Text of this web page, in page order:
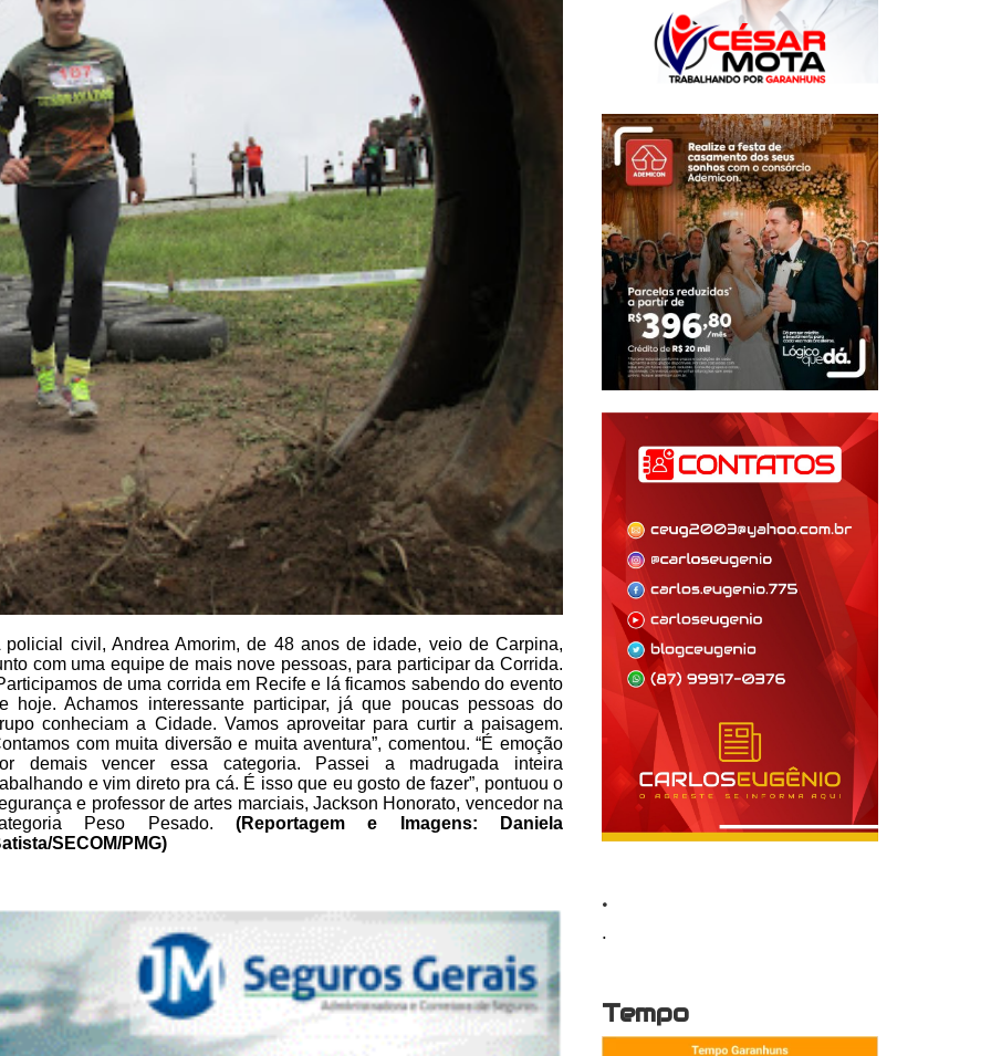
policial civil, Andrea Amorim, de 48 anos de idade, veio de Carpina,
com uma equipe de mais nove pessoas, para participar da Corrida.
de uma corrida em Recife e lá ficamos sabendo do evento
hoje. Achamos interessante participar, já que poucas pessoas do
conheciam a Cidade. Vamos aproveitar para curtir a paisagem.
com muita diversão e muita aventura”, comentou.“É emoção
demais vencer essa categoria. Passei a madrugada inteira
e vim direto pra cá. É isso que eu gosto defazer”, pontuou o
e professor de artes marciais, Jackson Honorato, vencedorna
Peso Pesado. (Reportagem e Imagens:
Daniela
SECOM/PMG)
.
.
Tempo